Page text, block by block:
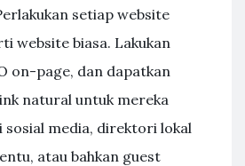
setiap website
website biasa. Lakukan
on-page, dan dapatkan
natural untuk mereka
sosial media, direktori lokal
atau bahkan guest